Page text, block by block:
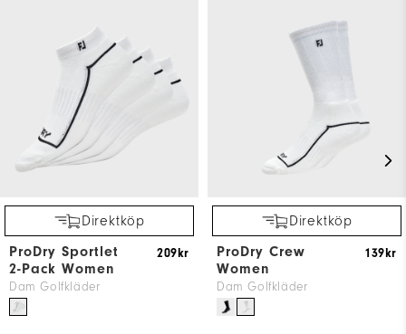
Direktköp
ProDry Sportlet
2-Pack Women
Dam Golfkläder
209kr
Direktköp
ProDry Crew
Women
Dam Golfkläder
139kr